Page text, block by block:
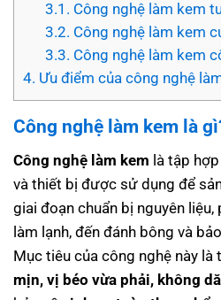
3.1. Công nghệ làm kem
3.2. Công nghệ làm kem
3.3. Công nghệ làm kem
4. Ưu điểm của công nghệ
Công nghệ làm kem là
Công nghệ làm kem là tập
và thiết bị được sử dụng để
giai đoạn chuẩn bị nguyên
làm lạnh, đến đánh bông và
Mục tiêu của công nghệ này là
mịn, vị béo vừa phải, không